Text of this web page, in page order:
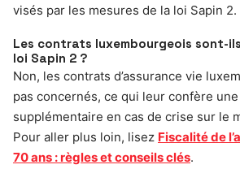
visés par les mesures de la loi Sapin 2.
Les contrats luxembourgeois sont-
loi Sapin 2 ?
Non, les contrats d’assurance vie
pas concernés, ce qui leur confère
supplémentaire en cas de crise sur le
Pour aller plus loin, lisez Fiscalité de
70 ans : règles et conseils clés.